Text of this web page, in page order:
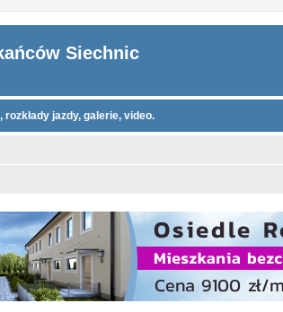
Siechnic
jazdy, galerie, video.